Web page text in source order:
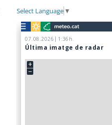
Select Language ▼